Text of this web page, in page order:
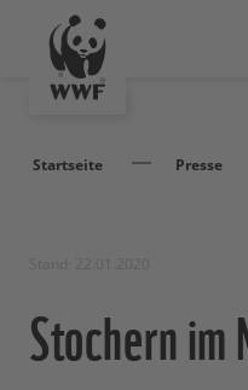
Startseite Presse
Stochern im